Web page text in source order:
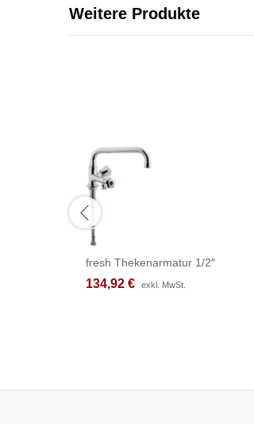
Weitere Produkte
fresh Thekenarmatur 1/2″
134,92 € exkl. MwSt.
134,92 € exkl. MwSt.